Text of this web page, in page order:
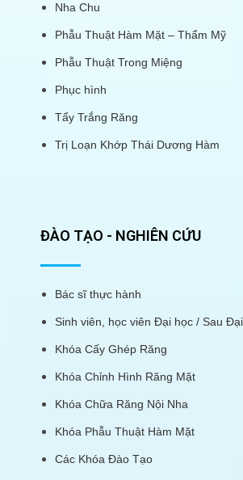
Nha Chu
Phẫu Thuật Hàm Mặt – Thẩm Mỹ
Phẫu Thuật Trong Miệng
Phục hình
Tẩy Trắng Răng
Trị Loạn Khớp Thái Dương Hàm
ĐÀO TẠO - NGHIÊN CỨU
Bác sĩ thực hành
Sinh viên, học viên Đại học / Sau
Khóa Cấy Ghép Răng
Khóa Chỉnh Hình Răng Mặt
Khóa Chữa Răng Nội Nha
Khóa Phẫu Thuật Hàm Mặt
Các Khóa Đào Tạo